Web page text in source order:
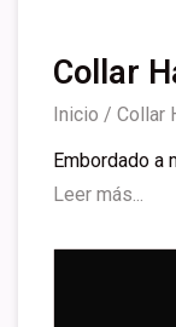
Collar
Inicio / Collar
Embordado a
Leer más...